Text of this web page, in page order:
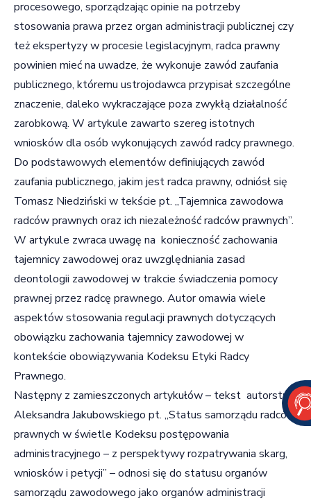
procesowego, sporządzając opinie na potrzeby
stosowania prawa przez organ administracji publicznej czy
też ekspertyzy w procesie legislacyjnym, radca prawny
powinien mieć na uwadze, że wykonuje zawód zaufania
publicznego, któremu ustrojodawca przypisał szczególne
znaczenie, daleko wykraczające poza zwykłą działalność
zarobkową. W artykule zawarto szereg istotnych
wniosków dla osób wykonujących zawód radcy prawnego.
Do podstawowych elementów definiujących zawód
zaufania publicznego, jakim jest radca prawny, odniósł się
Tomasz Niedziński w tekście pt. „Tajemnica zawodowa
radców prawnych oraz ich niezależność radców prawnych”.
W artykule zwraca uwagę na konieczność zachowania
tajemnicy zawodowej oraz uwzględniania zasad
deontologii zawodowej w trakcie świadczenia pomocy
prawnej przez radcę prawnego. Autor omawia wiele
aspektów stosowania regulacji prawnych dotyczących
obowiązku zachowania tajemnicy zawodowej w
kontekście obowiązywania Kodeksu Etyki Radcy
Prawnego.
Następny z zamieszczonych artykułów – tekst autorstwa
Aleksandra Jakubowskiego pt. „Status samorządu radców
prawnych w świetle Kodeksu postępowania
administracyjnego – z perspektywy rozpatrywania skarg,
wniosków i petycji” – odnosi się do statusu organów
samorządu zawodowego jako organów administracji